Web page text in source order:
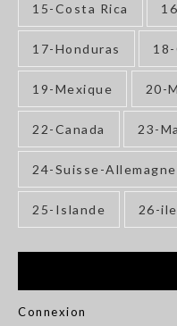
15-Costa Rica
17-Honduras
19-Mexique 20-
22-Canada 23-
24-Suisse-
25-Islande 26-
Connexion